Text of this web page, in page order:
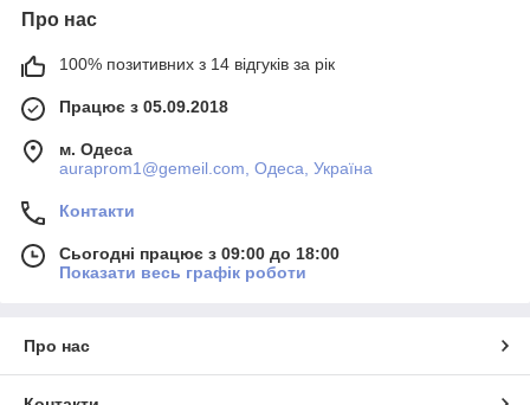
Про нас
100% позитивних з 14 відгуків за рік
Працює з 05.09.2018
м. Одеса
auraprom1@gemeil.com, Одеса, Україна
Контакти
Сьогодні працює з 09:00 до 18:00
Показати весь графік роботи
Про нас